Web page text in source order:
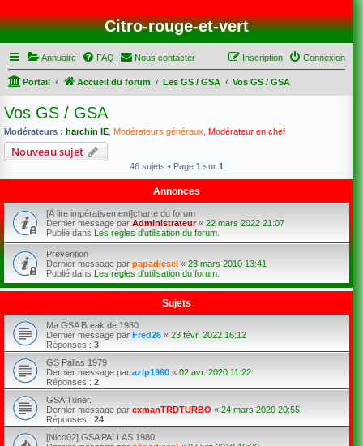
Citro-rouge-et-vert
Annuaire FAQ Nous contacter Connexion
Inscription
Portail Accueil du forum Les GS / GSA Vos GS / GSA
Vos GS / GSA
Modérateurs : harchin IE Modérateurs généraux Modérateur en chef
Nouveau sujet
46 sujets • Page 1 sur 1
Annonces
[À lire impérativement]charte du forum
Dernier message par Administrateur« 22 mars 2022 21:07
Publié dans Les règles d'utilisation du forum.
Prévention
Dernier message par papadiesel « 23 mars 2010 13:41
Publié dans Les règles d'utilisation du forum.
Sujets
Ma GSA Break de 1980
Dernier message par Fred26 « 23 févr. 2022 16:12
Réponses : 3
GS Pallas 1979
Dernier message par azlp1960 « 02 avr. 2020 11:22
Réponses : 2
GSA Tuner.
Dernier message par cxmanTRDTURBO « 24 mars 2020 20:55
Réponses : 24
[Nico02] GSA PALLAS 1980